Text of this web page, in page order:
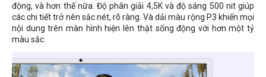
động, và hơn thế nữa. Độ phân giải 4,5K và độ sáng 500 nit giúp
các chi tiết trở nên sắc nét, rõ ràng. Và dải màu rộng P3 khiến mọi
nội dung trên màn hình hiện lên thật sống động với hơn một tỷ
màu sắc.